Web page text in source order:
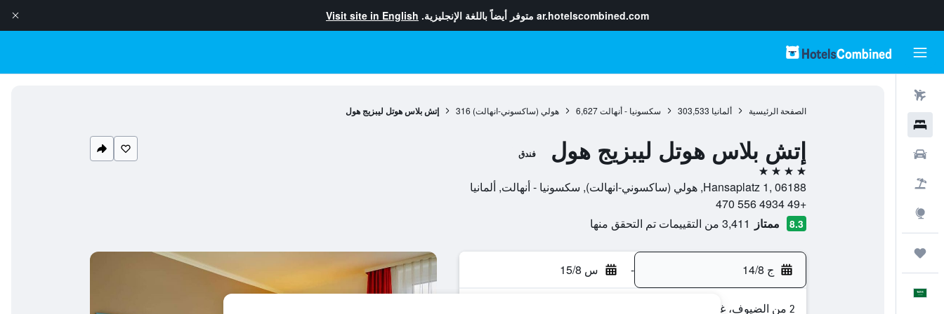
ar.hotelscombined.com متوفر أيضاً باللغة الإنجليزية. Visit site in English
الصفحة الرئيسية ألمانيا 303,533 سكسونيا - أنهالت 6,627 هولي (ساكسوني-انهالت) 316 إتش بلاس هوتل ليبزيج هول
إتش بلاس هوتل ليبزيج هول فندق
4 نجوم
Hansaplatz 1, 06188, هولي (ساكسوني-انهالت), سكسونيا - أنهالت, ألمانيا
+49 4934 556 470
8.3 ممتاز 3,411 من التقييمات تم التحقق منها
ج 14/8 - س 15/8
2 من الضيوف، غرفة واحدة